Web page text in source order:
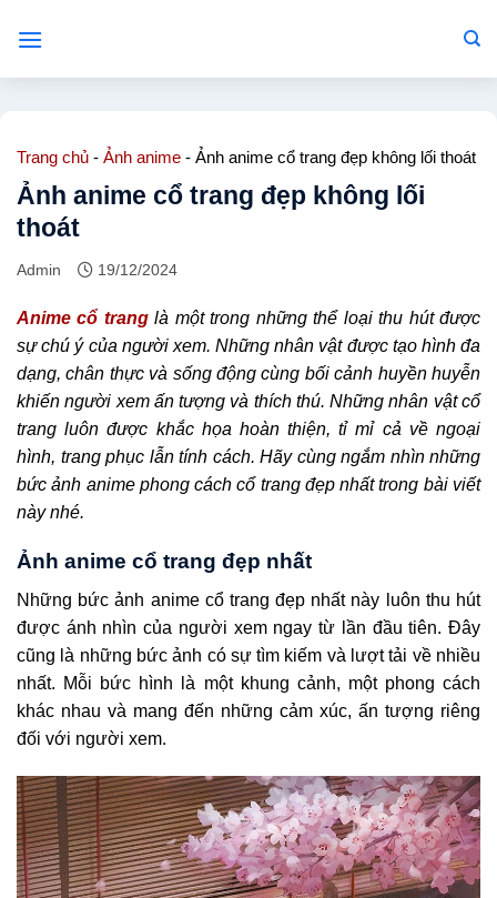
qua
Trang chủ - Ảnh anime - Ảnh anime cổ trang đẹp không lối thoát
Ảnh anime cổ trang đẹp không lối
thoát
Admin 19/12/2024
Anime cổ tranglà một trong những thể loại thu hút được
sự chú ý của người xem. Những nhân vật được tạo hình đa
dạng, chân thực và sống động cùng bối cảnh huyền huyễn
khiến người xem ấn tượng và thích thú. Những nhân vật cổ
trang luôn được khắc họa hoàn thiện, tỉ mỉ cả về ngoại
hình, trang phục lẫn tính cách. Hãy cùng ngắm nhìn những
bức ảnh anime phong cách cổ trang đẹp nhất trong bài viết
này nhé.
Ảnh anime cổ trang đẹp nhất
Những bức ảnh anime cổ trang đẹp nhất này luôn thu hút
được ánh nhìn của người xem ngay từ lần đầu tiên. Đây
cũng là những bức ảnh có sự tìm kiếm và lượt tải về nhiều
nhất. Mỗi bức hình là một khung cảnh, một phong cách
khác nhau và mang đến những cảm xúc, ấn tượng riêng
đối với người xem.